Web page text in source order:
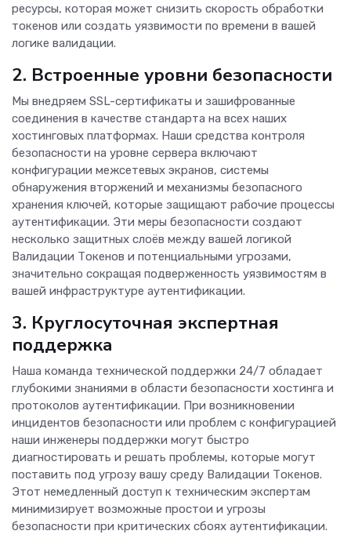
ресурсы, которая может снизить скорость обработки
токенов или создать уязвимости по времени в вашей
логике валидации.
2. Встроенные уровни безопасности
Мы внедряем SSL-сертификаты и зашифрованные
соединения в качестве стандарта на всех наших
хостинговых платформах. Наши средства контроля
безопасности на уровне сервера включают
конфигурации межсетевых экранов, системы
обнаружения вторжений и механизмы безопасного
хранения ключей, которые защищают рабочие процессы
аутентификации. Эти меры безопасности создают
несколько защитных слоёв между вашей логикой
Валидации Токенов и потенциальными угрозами,
значительно сокращая подверженность уязвимостям в
вашей инфраструктуре аутентификации.
3. Круглосуточная экспертная
поддержка
Наша команда технической поддержки 24/7 обладает
глубокими знаниями в области безопасности хостинга и
протоколов аутентификации. При возникновении
инцидентов безопасности или проблем с конфигурацией
наши инженеры поддержки могут быстро
диагностировать и решать проблемы, которые могут
поставить под угрозу вашу среду Валидации Токенов.
Этот немедленный доступ к техническим экспертам
минимизирует возможные простои и угрозы
безопасности при критических сбоях аутентификации.